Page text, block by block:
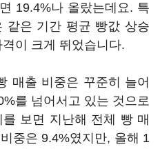
19.4%나 올랐는데요. 특
같은 기간 평균 빵값 상승
이 크게 뛰었습니다.
매출 비중은 꾸준히 늘어
를 넘어서고 있는 것으로
보면 지난해 전체 빵 매
중은 9.4%였지만, 올해 1